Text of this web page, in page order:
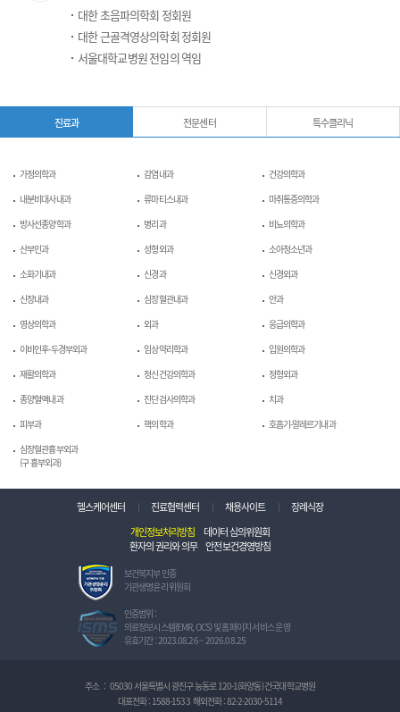
대한 초음파의학회 정회원
대한 근골격영상의학회 정회원
서울대학교병원 전임의 역임
진료과 전문센터 특수클리닉
가정의학과 감염내과
건강의학과
내분비대사내과
류마티스내과
마취통증의학과
방사선종양학과
병리과
비뇨의학과
산부인과
성형외과
소아청소년과
소화기내과
신경과
신경외과
신장내과
심장혈관내과
안과
영상의학과
외과
응급의학과
이비인후-두경부외과
임상약리학과
입원의학과
재활의학과
정신건강의학과
정형외과
종양혈액내과
진단검사의학과
치과
피부과
핵의학과
호흡기-알레르기내과
심장혈관흉부외과
(구 흉부외과)
헬스케어센터 진료협력센터 채용사이트
장례식장
개인정보처리방침
데이터 심의위원회
환자의 권리와 의무
안전보건경영방침
보
건
복
지
부
인
관
생
보건복지부 인증
기관생명윤리 위원회
정
보
보
리
체
인증범위 :
의료정보시스템(EMR, OCS) 및 홈페이지 서비스 운영
유효기간 : 2023.08.26 ~ 2026.08.25
주소 : 05030 서울특별시 광진구 능동로 120-1(화양동) 건국대학교병원
대표전화 : 1588-1533해외전화 :82-2-2030-5114